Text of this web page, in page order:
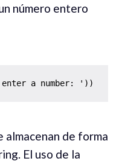
número entero
a number: '))
almacenan de forma
El uso de la